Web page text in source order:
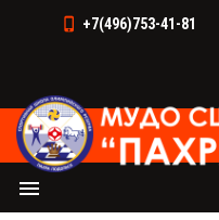
+7(496)753-41-81
menu